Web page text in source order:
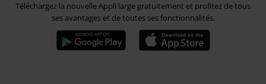
Téléchargez la nouvelle Appli large gratuitement et profitez de tous
ses avantages et de toutes ses fonctionnalités.